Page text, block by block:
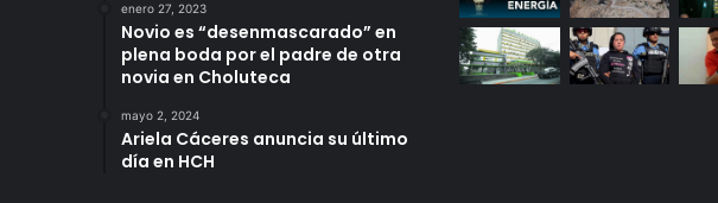
enero 27, 2023
Novio es “desenmascarado” en
plena boda por el padre de otra
novia en Choluteca
mayo 2, 2024
Ariela Cáceres anuncia su último
día en HCH